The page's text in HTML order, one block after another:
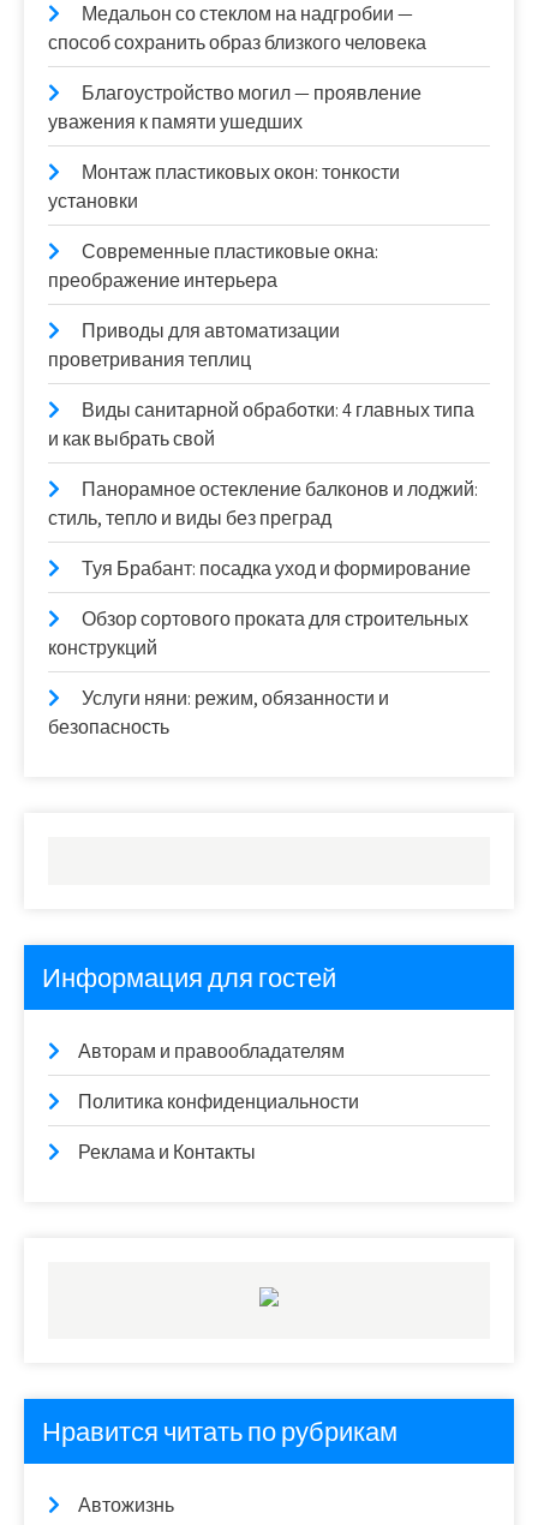
Медальон со стеклом на надгробии —
способ сохранить образ близкого человека
Благоустройство могил — проявление
уважения к памяти ушедших
Монтаж пластиковых окон: тонкости
установки
Современные пластиковые окна:
преображение интерьера
Приводы для автоматизации
проветривания теплиц
Виды санитарной обработки: 4 главных типа
и как выбрать свой
Панорамное остекление балконов и лоджий:
стиль, тепло и виды без преград
Туя Брабант: посадка уход и формирование
Обзор сортового проката для строительных
конструкций
Услуги няни: режим, обязанности и
безопасность
Информация для гостей
Авторам и правообладателям
Политика конфиденциальности
Реклама и Контакты
Нравится читать по рубрикам
Автожизнь